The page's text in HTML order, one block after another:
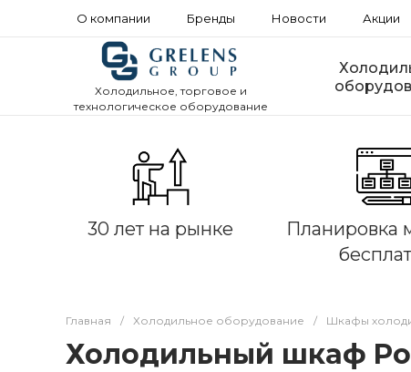
О компании Бренды Новости Акции
Холодильное, торговое и
технологическое оборудование
30 лет на рынке
Планировка
Главная / Холодильное оборудование / Шкафы
Холодильный шкаф